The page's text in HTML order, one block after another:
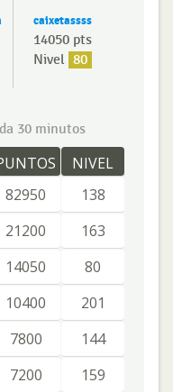
caixetassss
14050 pts
Nivel 80
30 minutos
NIVEL
82950
138
21200
163
14050
80
10400
201
7800
144
7200
159